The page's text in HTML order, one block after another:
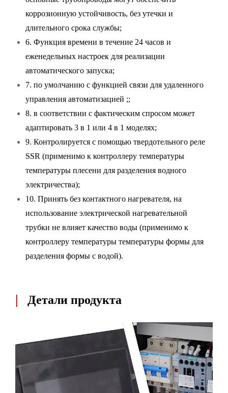
коррозионную устойчивость, без утечки и
длительного срока службы;
6. Функция времени в течение 24 часов и
еженедельных настроек для реализации
автоматического запуска;
7. по умолчанию с функцией связи для удаленного
управления автоматизацией ;;
8. в соответствии с фактическим спросом может
адаптировать 3 в 1 или 4 в 1 моделях;
9. Контролируется с помощью твердотельного реле
SSR (применимо к контроллеру температуры
температуры плесени для разделения водного
электричества);
10. Принять без контактного нагревателя, на
использование электрической нагревательной
трубки не влияет качество воды (применимо к
контроллеру температуры температуры формы для
разделения формы с водой).
| Детали продукта